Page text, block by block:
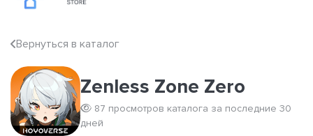
Вернуться в каталог
Zenless Zone Zero
87 просмотров каталога за последние 30
дней